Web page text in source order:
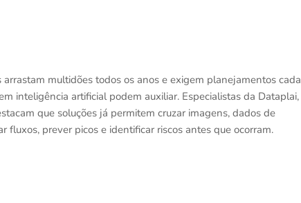
multidões todos os anos e exigem planejamentos cada
inteligência artificial podem auxiliar. Especialistas da Dataplai,
que soluções já permitem cruzar imagens, dados de
prever picos e identificar riscos antes que ocorram.